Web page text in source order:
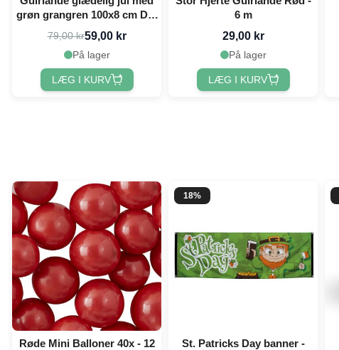
grøn grangren 100x8 cm Det
Gamle Apotek
79,00 kr59,00 kr
På lager
LÆG I KURV
6 m
29,00 kr
På lager
LÆG I KURV
Røde Mini Balloner 40x - 12
18%
St. Patricks Day banner -